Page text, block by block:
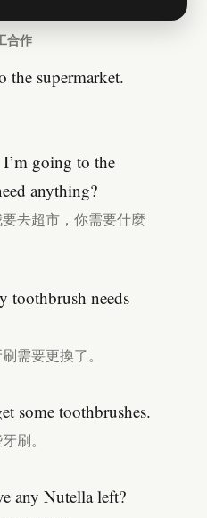
合作
the supermarket.
going to the
anything?
去超市，你需要什麼
toothbrush needs
需要更換了。
some toothbrushes.
刷。
any Nutella left?